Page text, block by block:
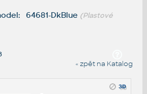
64681-DkBlue (Plastové
« zpět na Katalog